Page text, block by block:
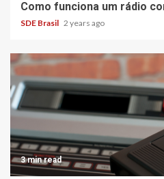
Como funciona um rádio
SDE Brasil 2 years ago
3 min read